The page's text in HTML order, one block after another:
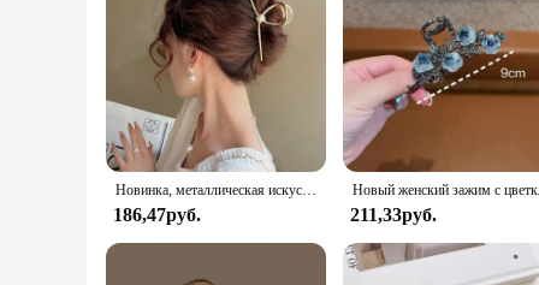
Новинка, металлическая искусственная заколка для волос, коготь для женщин, модный большой краб, зажим, аксессуары
186,47руб.
Новый женский зажим
211,33руб.